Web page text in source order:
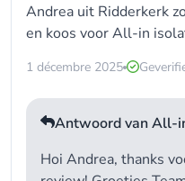
Andrea uit Ridderkerk
en koos voorAll-in
1 décembre 2025
Antwoord van All-
Hoi Andrea, thanks